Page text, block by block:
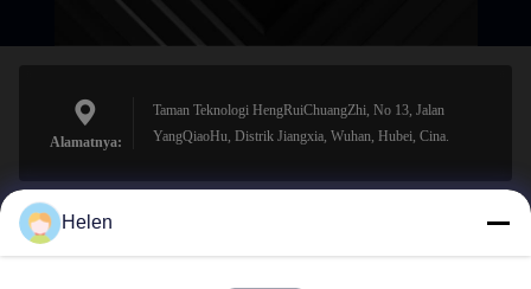
Alamatnya:
Taman Teknologi HengRuiChuangZhi, No 13, Jalan
YangQiaoHu, Distrik Jiangxia, Wuhan, Hubei, Cina.
sales@perfectlaser.net
Helen